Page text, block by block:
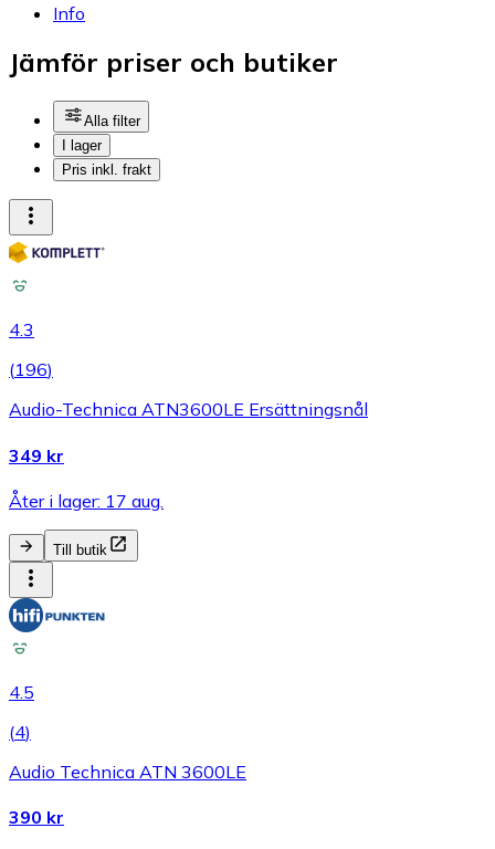
Info
Jämför priser och butiker
Alla filter
I lager
Pris inkl. frakt
4.3
(196)
Audio-Technica ATN3600LE Ersättningsnål
349 kr
Åter i lager: 17 aug.
Till butik
4.5
(4)
Audio Technica ATN 3600LE
390 kr